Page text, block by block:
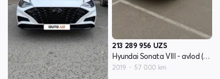
213 289 956 UZS
Hyundai Sonata VIII - avlod (DN8)
2019 57 000 km